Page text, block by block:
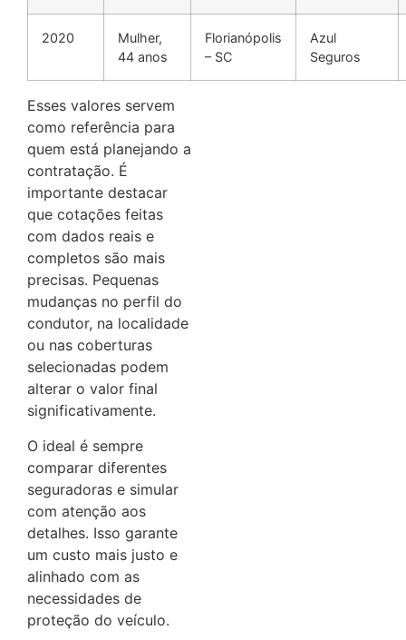
2020
Mulher,
44 anos
Florianópolis
– SC
Azul
Seguros
Esses valores servem
como referência para
quem está planejando a
contratação. É
importante destacar
que cotações feitas
com dados reais e
completos são mais
precisas. Pequenas
mudanças no perfil do
condutor, na localidade
ou nas coberturas
selecionadas podem
alterar o valor final
significativamente.
O ideal é sempre
comparar diferentes
seguradoras e simular
com atenção aos
detalhes. Isso garante
um custo mais justo e
alinhado com as
necessidades de
proteção do veículo.